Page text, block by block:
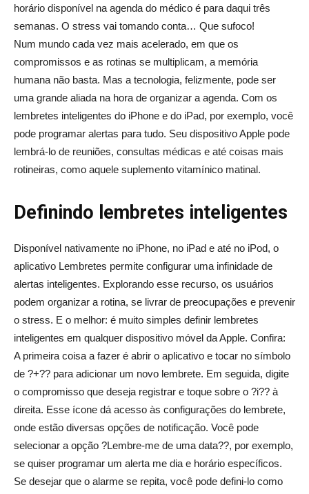
horário disponível na agenda do médico é para daqui três
semanas. O stress vai tomando conta… Que sufoco!
Num mundo cada vez mais acelerado, em que os
compromissos e as rotinas se multiplicam, a memória
humana não basta. Mas a tecnologia, felizmente, pode ser
uma grande aliada na hora de organizar a agenda. Com os
lembretes inteligentes do iPhone e do iPad, por exemplo, você
pode programar alertas para tudo. Seu dispositivo Apple pode
lembrá-lo de reuniões, consultas médicas e até coisas mais
rotineiras, como aquele suplemento vitamínico matinal.
Definindo lembretes inteligentes
Disponível nativamente no iPhone, no iPad e até no iPod, o
aplicativo Lembretes permite configurar uma infinidade de
alertas inteligentes. Explorando esse recurso, os usuários
podem organizar a rotina, se livrar de preocupações e prevenir
o stress. E o melhor: é muito simples definir lembretes
inteligentes em qualquer dispositivo móvel da Apple. Confira:
A primeira coisa a fazer é abrir o aplicativo e tocar no símbolo
de ?+?? para adicionar um novo lembrete. Em seguida, digite
o compromisso que deseja registrar e toque sobre o ?i?? à
direita. Esse ícone dá acesso às configurações do lembrete,
onde estão diversas opções de notificação. Você pode
selecionar a opção ?Lembre-me de uma data??, por exemplo,
se quiser programar um alerta me dia e horário específicos.
Se desejar que o alarme se repita, você pode defini-lo como